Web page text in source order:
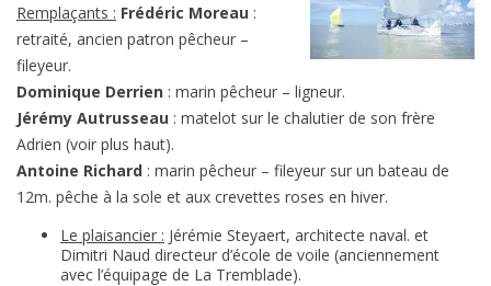
Remplaçants : Frédéric Moreau :
retraité, ancien patron pêcheur –
fileyeur.
Dominique Derrien : marin pêcheur – ligneur.
Jérémy Autrusseau : matelot sur le chalutier de son frère
Adrien (voir plus haut).
Antoine Richard : marin pêcheur – fileyeur sur un bateau de
12m. pêche à la sole et aux crevettes roses en hiver.
Le plaisancier : Jérémie Steyaert, architecte naval. et
Dimitri Naud directeur d’école de voile (anciennement
avec l’équipage de La Tremblade).